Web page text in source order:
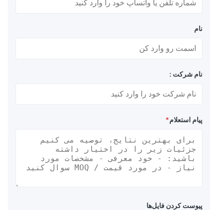
نام شرکت :
پیام استعلام*
پیوست کردن فایل‌ها